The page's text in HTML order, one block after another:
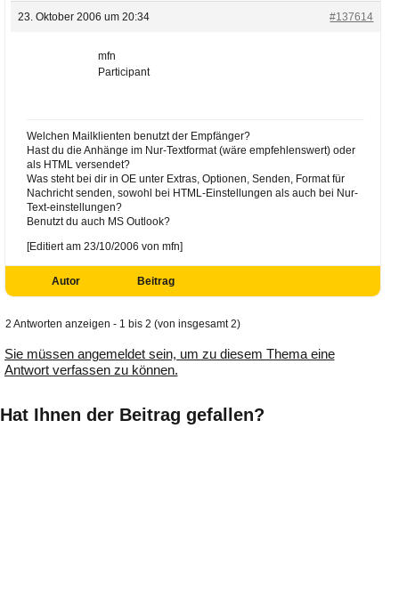
23. Oktober 2006 um 20:34 #137614
mfn
Participant
Welchen Mailklienten benutzt der Empfänger?
Hast du die Anhänge im Nur-Textformat (wäre empfehlenswert) oder
als HTML versendet?
Was steht bei dir in OE unter Extras, Optionen, Senden, Format für
Nachricht senden, sowohl bei HTML-Einstellungen als auch bei Nur-
Text-einstellungen?
Benutzt du auch MS Outlook?
[Editiert am 23/10/2006 von mfn]
Autor Beitrag
2 Antworten anzeigen - 1 bis 2 (von insgesamt 2)
Sie müssen angemeldet sein, um zu diesem Thema eine
Antwort verfassen zu können.
Hat Ihnen der Beitrag gefallen?